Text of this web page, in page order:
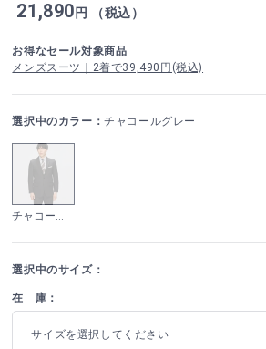
21,890円 （税込）
お得なセール対象商品
メンズスーツ｜2着で39,490円(税込)
選択中のカラー：チャコールグレー
チャコールグレー
選択中のサイズ：
在 庫：
サイズを選択してください